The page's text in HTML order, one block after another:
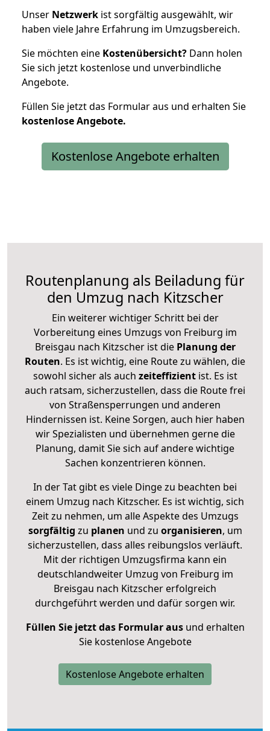
Unser Netzwerk ist sorgfältig ausgewählt, wir
haben viele Jahre Erfahrung im Umzugsbereich.
Sie möchten eine Kostenübersicht? Dann holen
Sie sich jetzt kostenlose und unverbindliche
Angebote.
Füllen Sie jetzt das Formular aus und erhalten Sie
kostenloseAngebote.
Kostenlose Angebote erhalten
Routenplanung als Beiladung für
den Umzug nach Kitzscher
Ein weiterer wichtiger Schritt bei der
Vorbereitung eines Umzugs von Freiburg im
Breisgau nach Kitzscher ist diePlanung der
Routen. Es ist wichtig, eine Route zu wählen, die
sowohl sicher als auch zeiteffizientist. Es ist
auch ratsam, sicherzustellen, dass die Route frei
von Straßensperrungen und anderen
Hindernissen ist. Keine Sorgen, auch hier haben
wir Spezialisten und übernehmen gerne die
Planung, damit Sie sich auf andere wichtige
Sachen konzentrieren können.
In der Tat gibt es viele Dinge zu beachten bei
einem Umzug nach Kitzscher. Es ist wichtig, sich
Zeit zu nehmen, um alle Aspekte des Umzugs
sorgfältig zu planen und zu organisieren, um
sicherzustellen, dass alles reibungslos verläuft.
Mit der richtigen Umzugsfirma kann ein
deutschlandweiter Umzug von Freiburg im
Breisgau nach Kitzscher erfolgreich
durchgeführt werden und dafür sorgen wir.
Füllen Sie jetzt das Formular ausund erhalten
Sie kostenlose Angebote
Kostenlose Angebote erhalten